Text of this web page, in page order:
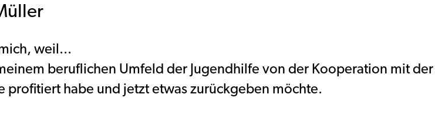
weil...
beruflichen Umfeld der Jugendhilfe von der Kooperation mit der
profitiert habe und jetzt etwas zurückgeben möchte.